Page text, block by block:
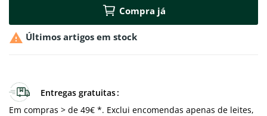
Compra já
 Últimos artigos em stock
Entregas gratuitas
Em compras > de 49€ *. Exclui encomendas apenas de leites,